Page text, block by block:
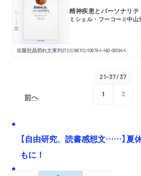
ちくま学芸文庫 精神疾患とパーソナリテ
ミシェル・フーコー著中山
出版社品切れ文庫判272頁1997/12/10978-4-480-08394-4
前へ
21-37/37
1 2
【自由研究、読書感想文……】夏
もに！